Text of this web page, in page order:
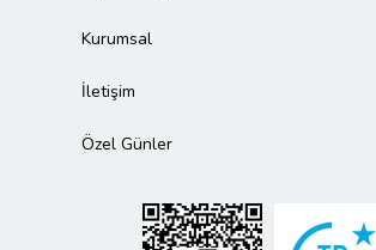
Kurumsal
İletişim
Özel Günler